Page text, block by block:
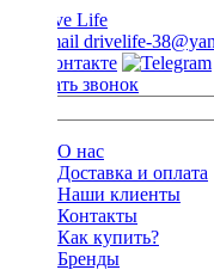
drivelife-
Заказать звонок
О нас
Доставка и оплата
Наши клиенты
Контакты
Как купить?
Бренды